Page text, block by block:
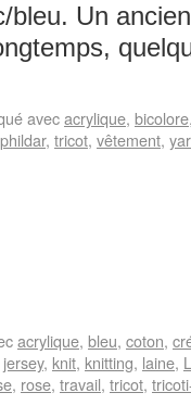
bleu. Un
avecacrylique, bicolore
phildar, tricot, vêtement,
acrylique, bleu, coton,
jersey, knit, knitting, laine,
, rose, travail, tricot,